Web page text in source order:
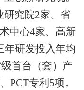
研究院2家、省
中心4家、高新
年研发投入年均
首台（套）产
PCT专利5项。